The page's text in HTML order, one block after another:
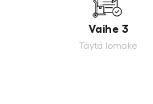
Vaihe 3
Täytä lomake